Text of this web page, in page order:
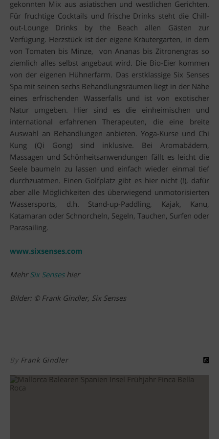
gekonnten Mix aus asiatischen und westlichen Gerichten.
Für fruchtige Cocktails und frische Drinks steht die Chill-
out-Lounge Drinks by the Beach allen Gästen zur
Verfügung. Herzstück ist der eigene Kräutergarten, in dem
von Tomaten bis Minze, von Ananas bis Zitronengras so
ziemlich alles selbst angebaut wird. Die Bio-Eier kommen
von der eigenen Hühnerfarm. Das erstklassige Six Senses
Spa mit seinen sechs Behandlungsräumen liegt in der Nähe
eines erfrischenden Wasserfalls und ist von exotischer
Natur umgeben. Hier sind es die einheimischen und
international erfahrenen Therapeuten, die eine breite
Auswahl an Behandlungen anbieten. Yoga-Kurse und Chi
Kung (Qi Gong) sind inklusive. Bei Aromabädern,
Massagen und Schönheitsanwendungen fällt es leicht die
Seele baumeln zu lassen und einfach wieder einmal tief
durchzuatmen. Einen Golfplatz gibt es hier nicht (!), dafür
aber alle Möglichkeiten des überwiegend unmotorisierten
Wassersports, d.h. Stand-up-Paddling, Kajak, Kanu,
Katamaran oder Schnorcheln, Segeln, Tauchen, Surfen oder
Parasailing.
www.sixsenses.com
MehrSix Senseshier
Bilder: © Frank Gindler, Six Senses
By Frank Gindler